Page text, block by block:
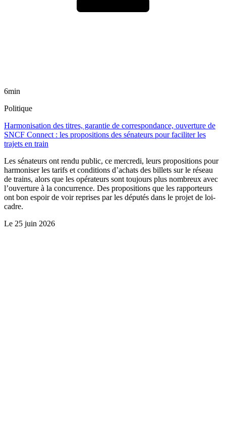
6min
Politique
Harmonisation des titres, garantie de correspondance, ouverture de
SNCF Connect : les propositions des sénateurs pour faciliter les
trajets en train
Les sénateurs ont rendu public, ce mercredi, leurs propositions pour
harmoniser les tarifs et conditions d’achats des billets sur le réseau
de trains, alors que les opérateurs sont toujours plus nombreux avec
l’ouverture à la concurrence. Des propositions que les rapporteurs
ont bon espoir de voir reprises par les députés dans le projet de loi-
cadre.
Le 25 juin 2026